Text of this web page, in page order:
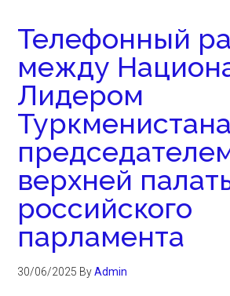
Телефонный
между
Лидером
верхней
российского
парламента
30/06/2025 ByAdmin